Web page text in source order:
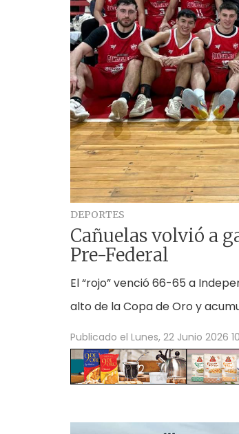
DEPORTES
Cañuelas volvió a
Pre-Federal
El “rojo” venció 66-65 a
alto de la Copa de Oro y
Publicado el Lunes, 22 Junio 2026